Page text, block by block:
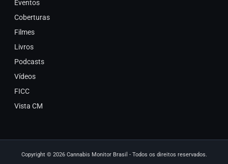
Eventos
Coberturas
Filmes
Livros
Podcasts
Vídeos
FICC
Vista CM
Copyright © 2026 Cannabis Monitor Brasil - Todos os direitos reservados.